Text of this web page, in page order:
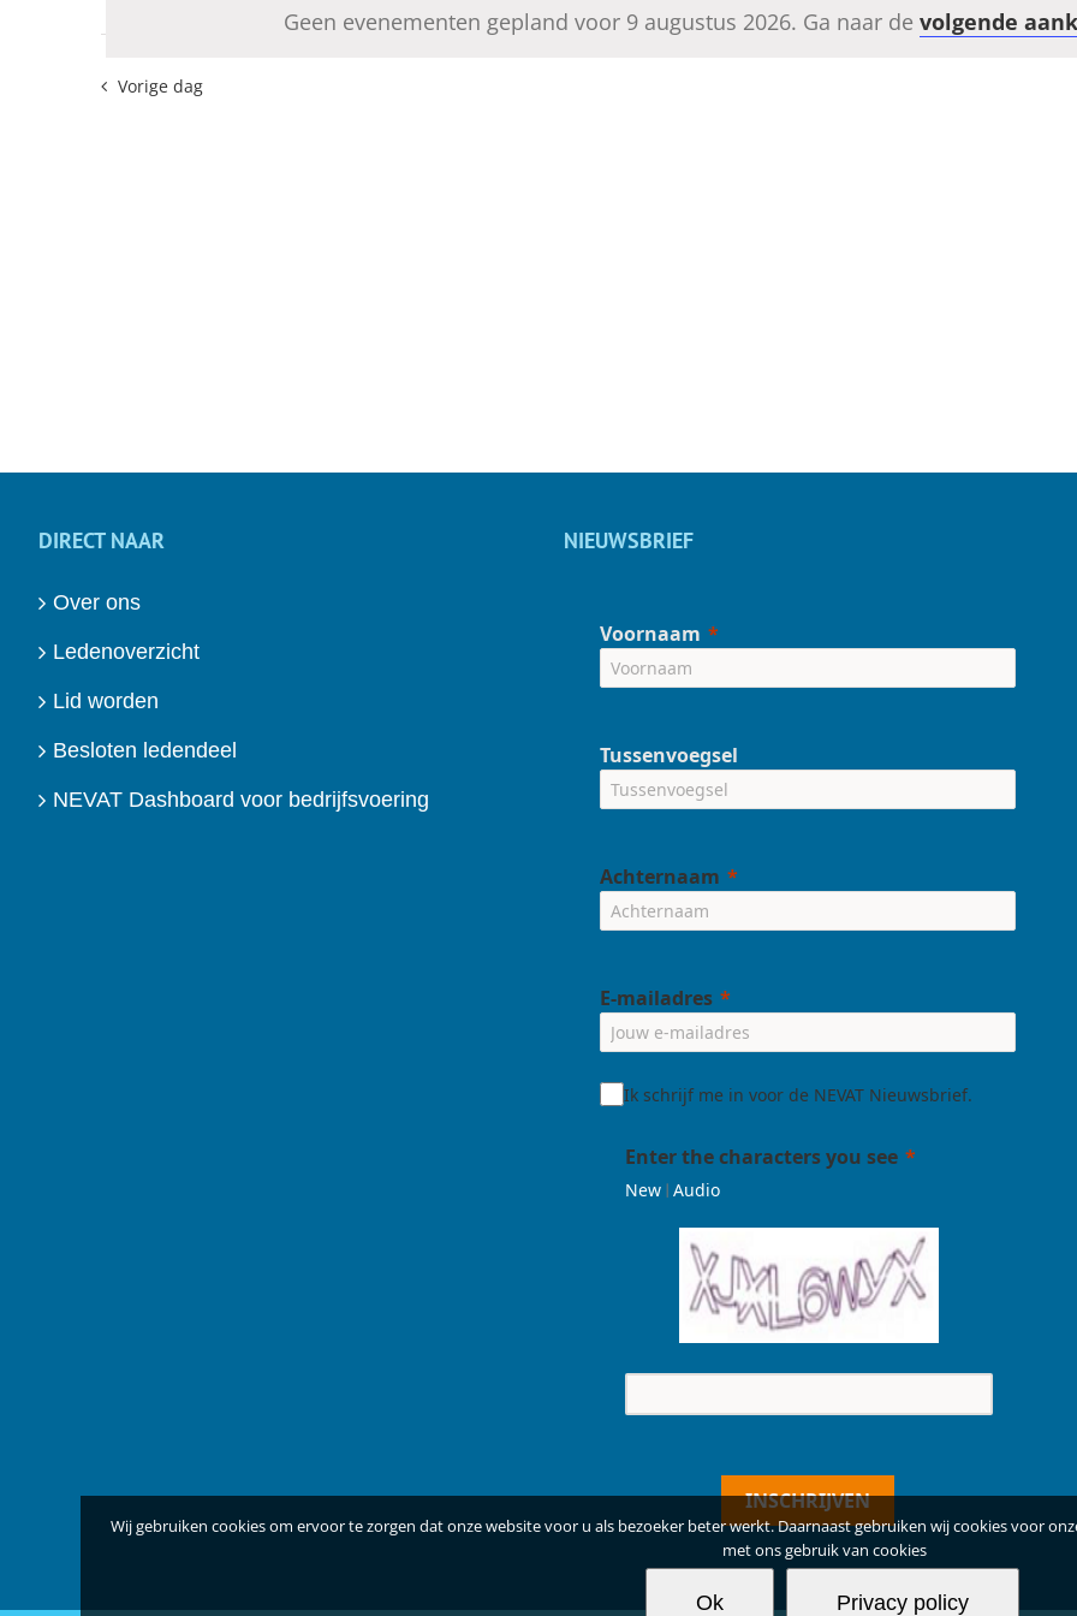
2026
Bericht
Geen evenementen gepland voor 9 augustus 2026. Ga naar de volgende
weergeven
navigatie
Vorige dag
DIRECT NAAR
Over ons
Ledenoverzicht
Lid worden
Besloten ledendeel
NEVAT Dashboard voor bedrijfsvoering
NIEUWSBRIEF
Voornaam
Tussenvoegsel
Achternaam
E-mailadres
Ik schrijf me in voor de NEVAT Nieuwsbrief.
Enter the characters you see
New| Audio
INSCHRIJVEN
Wij gebruiken cookies om ervoor te zorgen dat onze website voor u als bezoeker beter werkt. Daarnaast gebruiken wij cookies voor
met ons gebruik van cookies
Ok Privacy policy